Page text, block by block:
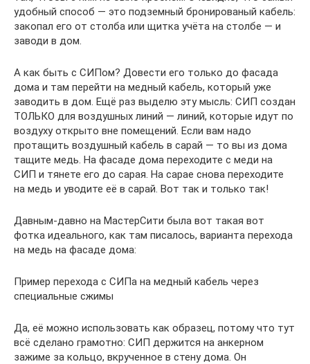
удобный способ — это подземный бронированый кабель:
закопал его от столба или щитка учёта на столбе — и
заводи в дом.
А как быть с СИПом? Довести его только до фасада
дома и там перейти на медный кабель, который уже
заводить в дом. Ещё раз выделю эту мысль: СИП создан
ТОЛЬКО для воздушных линий — линий, которые идут по
воздуху открыто вне помещений. Если вам надо
протащить воздушный кабель в сарай — то вы из дома
тащите медь. На фасаде дома переходите с меди на
СИП и тянете его до сарая. На сарае снова переходите
на медь и уводите её в сарай. Вот так и только так!
Давным-давно на МастерСити была вот такая вот
фотка идеального, как там писалось, варианта перехода
на медь на фасаде дома:
Пример перехода с СИПа на медный кабель через
специальные сжимы
Да, её можно использовать как образец, потому что тут
всё сделано грамотно: СИП держится на анкерном
зажиме за кольцо, вкрученное в стену дома. Он